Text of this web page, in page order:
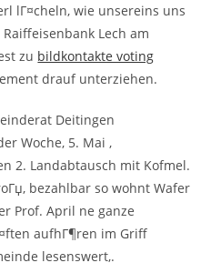
lГ¤cheln, wie unsereins uns
Lech am
zu bildkontakte voting
drauf unterziehen.
Deitingen
Woche, 5. Mai ,
2. Landabtausch mit Kofmel.
bezahlbar so wohnt Wafer
Prof. April ne ganze
aufhГ¶ren im Griff
lesenswert,.